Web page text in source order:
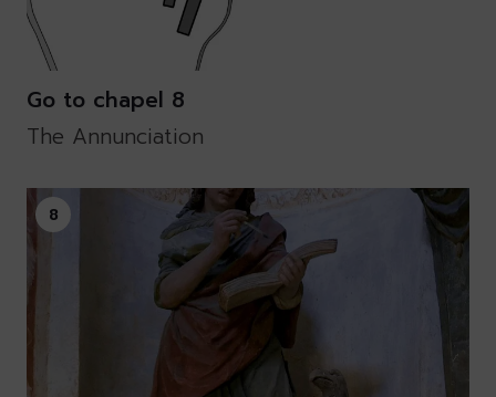
Go to chapel 8
The Annunciation
8